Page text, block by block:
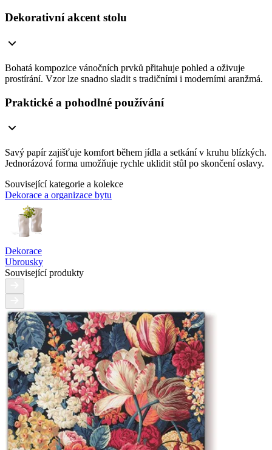
Dekorativní akcent stolu
Bohatá kompozice vánočních prvků přitahuje pohled a oživuje
prostírání. Vzor lze snadno sladit s tradičními i moderními aranžmá.
Praktické a pohodlné používání
Savý papír zajišťuje komfort během jídla a setkání v kruhu blízkých.
Jednorázová forma umožňuje rychle uklidit stůl po skončení oslavy.
Související kategorie a kolekce
Dekorace a organizace bytu
Dekorace
Ubrousky
Související produkty